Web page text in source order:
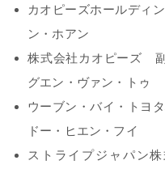
カオピーズホールデ
ン・ホアン
株式会社カオピーズ
グエン・ヴァン・トゥ
ウーブン・バイ・トヨ
ドー・ヒエン・フイ
ストライプジャパン